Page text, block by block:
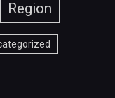
Region